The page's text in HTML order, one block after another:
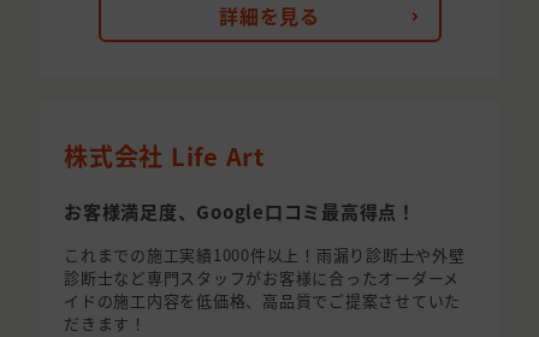
詳細を見る
株式会社 Life Art
お客様満足度、Google口コミ最高得点！
これまでの施工実績1000件以上！雨漏り診断士や外壁
診断士など専門スタッフがお客様に合ったオーダーメ
イドの施工内容を低価格、高品質でご提案させていた
だきます！